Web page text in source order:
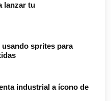
lanzar tu
sprites para
industrial a ícono de